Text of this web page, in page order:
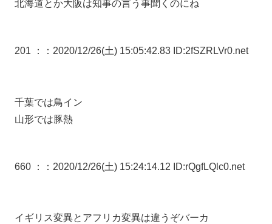
北海道とか大阪は知事の言う事聞くのにね
201 ： ：2020/12/26(土) 15:05:42.83 ID:2fSZRLVr0.net
千葉では鳥イン
山形では豚熱
660 ： ：2020/12/26(土) 15:24:14.12 ID:rQgfLQlc0.net
イギリス変異とアフリカ変異は違うぞバーカ